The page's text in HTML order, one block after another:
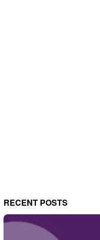
RECENT POSTS